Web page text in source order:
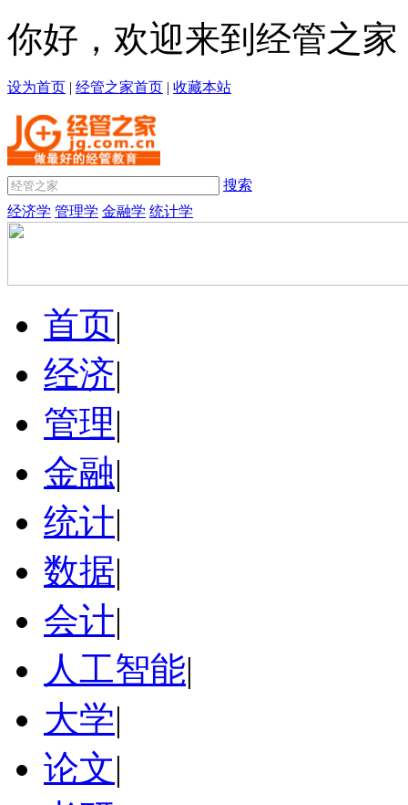
你好，欢迎来到经管之家
设为首页 | 经管之家首页 | 收藏本站
搜索
经济学 管理学 金融学 统计学
首页|
经济|
管理|
金融|
统计|
数据|
会计|
人工智能|
大学|
论文|